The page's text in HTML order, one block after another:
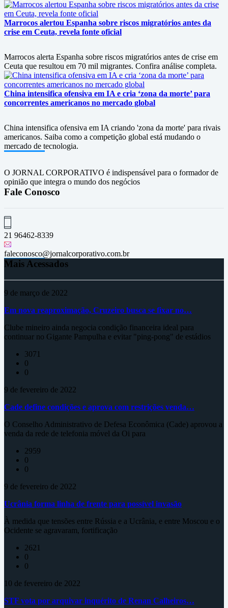
Marrocos alertou Espanha sobre riscos migratórios antes da
crise em Ceuta, revela fonte oficial
Marrocos alerta Espanha sobre riscos migratórios antes de crise em
Ceuta que resultou em 70 mil migrantes. Confira análise completa.
China intensifica ofensiva em IA e cria ‘zona da morte’ para
concorrentes americanos no mercado global
China intensifica ofensiva em IA criando 'zona da morte' para rivais
americanos. Saiba como a competição global está mudando o
mercado de tecnologia.
O JORNAL CORPORATIVO é indispensável para o formador de
opinião que integra o mundo dos negócios
Fale Conosco
21 96462-8339
faleconosco@jornalcorporativo.com.br
Mais Acessados
9 de março de 2022
Em nova reaproximação, Cruzeiro busca se fixar no…
Clube mineiro ainda negocia condição financeira ideal para
continuar no Gigante Pampulha e evitar "ping-pong" de estádios
3071
0
0
9 de fevereiro de 2022
Cade define condições e aprova com restrições venda…
O Conselho Administrativo de Defesa Econômica (Cade) aprovou a
venda da rede de telefonia móvel da Oi para
2959
0
0
9 de fevereiro de 2022
Ucrânia forma linha de frente para possível invasão
À medida que tensões entre Rússia e a Ucrânia, e entre Moscou e o
Ocidente se agravaram, fortificação
2621
0
0
10 de fevereiro de 2022
STF vota por arquivar inquérito de Renan Calheiros…